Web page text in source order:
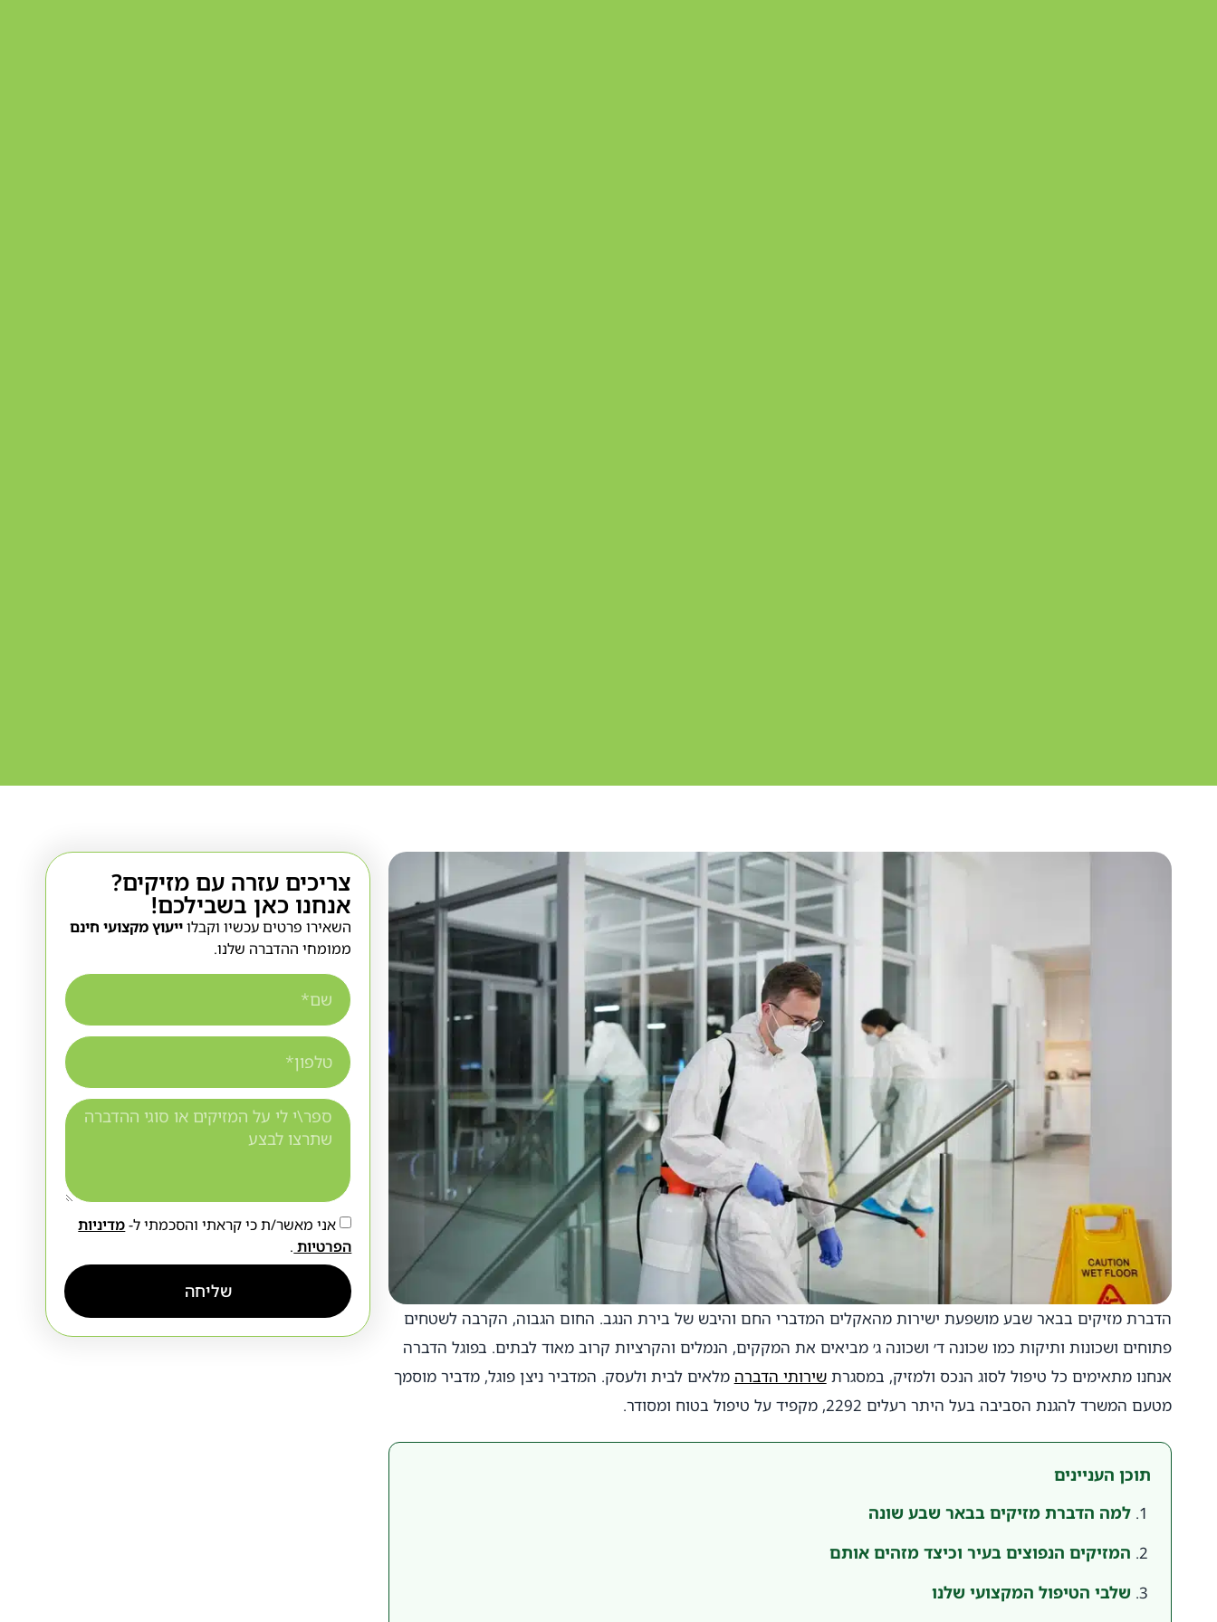
הדברת מזיקים בבאר שבע מושפעת ישירות מהאקלים המדברי החם והיבש של בירת הנגב. החום הגבוה, הקרבה לשטחים
פתוחים ושכונות ותיקות כמו שכונה ד׳ ושכונה ג׳ מביאים את המקקים, הנמלים והקרציות קרוב מאוד לבתים. בפוגל הדברה
אנחנו מתאימים כל טיפול לסוג הנכס ולמזיק, במסגרתשירותי הדברה מלאים לבית ולעסק. המדביר ניצן פוגל, מדביר מוסמך
מטעם המשרד להגנת הסביבה בעל היתר רעלים 2292, מקפיד על טיפול בטוח ומסודר.
תוכן העניינים
למה הדברת מזיקים בבאר שבע שונה
המזיקים הנפוצים בעיר וכיצד מזהים אותם
שלבי הטיפול המקצועי שלנו
צריכים עזרה עם מזיקים?
אנחנו כאן בשבילכם!
השאירו פרטים עכשיו וקבלוייעוץ מקצועי חינם
ממומחי ההדברה שלנו.
אני מאשר/ת כי קראתי והסכמתי ל-מדיניות
הפרטיות .
שליחה